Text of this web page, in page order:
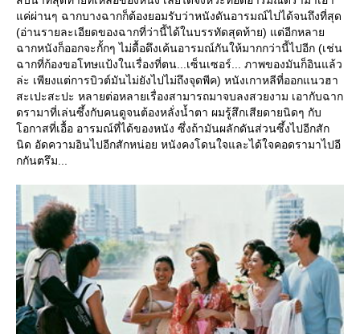
ค่ผ่านๆ ฉากบางฉากก็ต้องยอมรับว่าหนังดันอารมณ์ไปได้จนถึงที่สุด
(อ่านรายละเอียดของฉากที่ว่านี้ได้ในบรรทัดสุดท้าย) แต่อีกหลา
ฉากหนังก็ออกจะกั้กๆ ไม่ดื้อดึงเค้นอารมณ์กันให้มากกว่านี้ไปอีก (เช่น
ฉากที่ก้องขอโทษแป้งในเรื่องที่ตน...เซ็นเซอร์... ภาพของมันก็อินแล้ว
ล่ะ เพียงแต่การบิวต์มันไม่ยังไปไม่ถึงจุดพีค) หนังเกาหลีที่ออกแนวฮา
สะเปะสะปะ หลายต่อหลายเรื่องสามารถมาจบลงสวยงาม เอากับฉาก
ดรามาที่เล่นซึ้งกับคนดูจนต้องหลั่งน้ำตา ผมรู้สึกเสียดายนิดๆ กับ
อกาสที่เอื้อ อารมณ์ที่ได้ของหนัง ซึ่งถ้ามันผลักดันส่วนซึ้งไปอีกสัก
นิด อัดความอินไปอีกสักหน่อย หนังคงโดนใจและได้ใจคอดรามาไปอี
กกันตรึม...